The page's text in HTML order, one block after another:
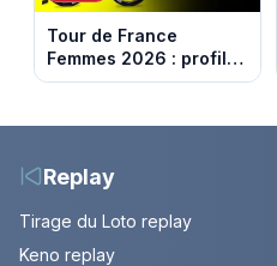
Tour de France
Femmes 2026 : profil
et horaires de la
Replay
Tirage du Loto replay
Keno replay